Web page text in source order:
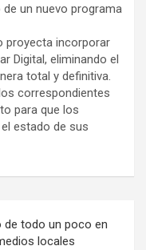
un nuevo programa
proyecta incorporar
Digital, eliminando el
total y definitiva.
correspondientes
para que los
estado de sus
de todo un poco en
locales